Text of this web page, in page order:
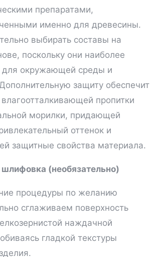
препаратами,
именно для древесины.
выбирать составы на
поскольку они наиболее
для окружающей среды и
защиту обеспечит
пропитки
морилки, придающей
оттенок и
защитные свойства материала.
(необязательно)
процедуры по желанию
сглаживаем поверхность
наждачной
гладкой текстуры